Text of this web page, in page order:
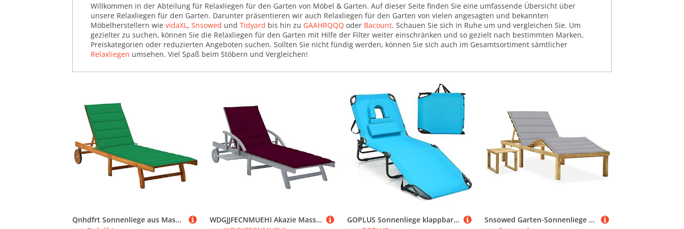
Willkommen in der Abteilung für Relaxliegen für den Garten von Möbel & Garten. Auf dieser Seite finden Sie eine umfassende Übersicht über
unsere Relaxliegen für den Garten. Darunter präsentieren wir auch Relaxliegen für den Garten von vielen angesagten und bekannten
Möbelherstellern wie vidaXL, Snsowed und Tidyard bis hin zu GAAHRQQQ oder Bacount. Schauen Sie sich in Ruhe um und vergleichen Sie. Um
gezielter zu suchen, können Sie die Relaxliegen für den Garten mit Hilfe der Filter weiter einschränken und so gezielt nach bestimmten Marken,
Preiskategorien oder reduzierten Angeboten suchen. Sollten Sie nicht fündig werden, können Sie sich auch im Gesamtsortiment sämtlicher
Relaxliegen umsehen. Viel Spaß beim Stöbern und Vergleichen!
Qnhdfrt Sonnenliege aus Massivholz Akazie mit Verstellbarer Rückenlehne und Fußstütze, grüne Polsterauflage, Outdoor Relaxliege für Garten, Balkon und Poolbereich
WDGJJFECNMUEHI Akazie Massivholz Sonnenliege mit Auflage - Verstellbare Relaxliege für Garten, Terrasse Pool, Graue Holzliege mit Kissen, Ablage & Rädern, 200x68cm
GOPLUS Sonnenliege klappbar, Gartenliege mit Gesichtsöffnung & abnehmbaren Kissen zum Sonnenbaden, Liegestuhl mit 5-stufig Verstellbarer Rückenlehne, Relaxliege für Garten Strand Camping (Türkis)
Snsowed Garten-Sonnenliege mit Tisch und Auflage Kiefer Imprägniert, Gartenliege, Liegestuhl, Sonnenstuhl, Sonneninsel Outdoor, Liegen, Gartenmöbel, Bäderliege, Relaxliege - 3065865